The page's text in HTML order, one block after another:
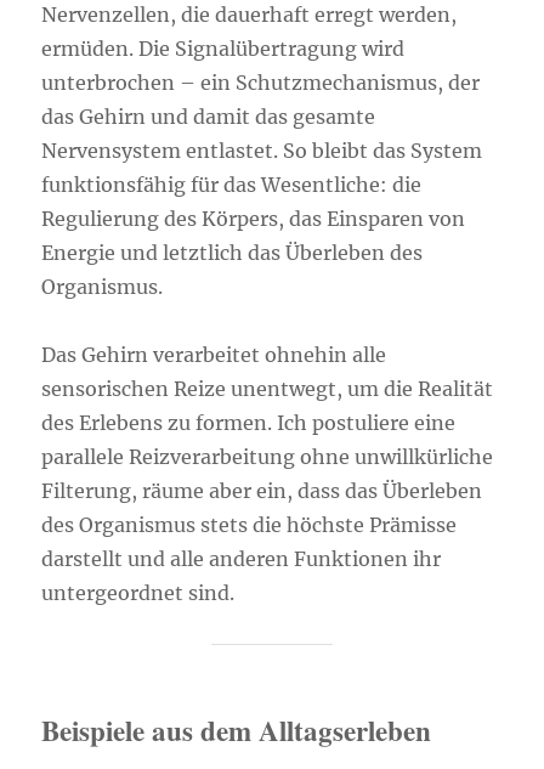
Nervenzellen, die dauerhaft erregt werden,
ermüden. Die Signalübertragung wird
unterbrochen – ein Schutzmechanismus, der
das Gehirn und damit das gesamte
Nervensystem entlastet. So bleibt das System
funktionsfähig für das Wesentliche: die
Regulierung des Körpers, das Einsparen von
Energie und letztlich das Überleben des
Organismus.
Das Gehirn verarbeitet ohnehin alle
sensorischen Reize unentwegt, um die Realität
des Erlebens zu formen. Ich postuliere eine
parallele Reizverarbeitung ohne unwillkürliche
Filterung, räume aber ein, dass das Überleben
des Organismus stets die höchste Prämisse
darstellt und alle anderen Funktionen ihr
untergeordnet sind.
Beispiele aus dem Alltagserleben